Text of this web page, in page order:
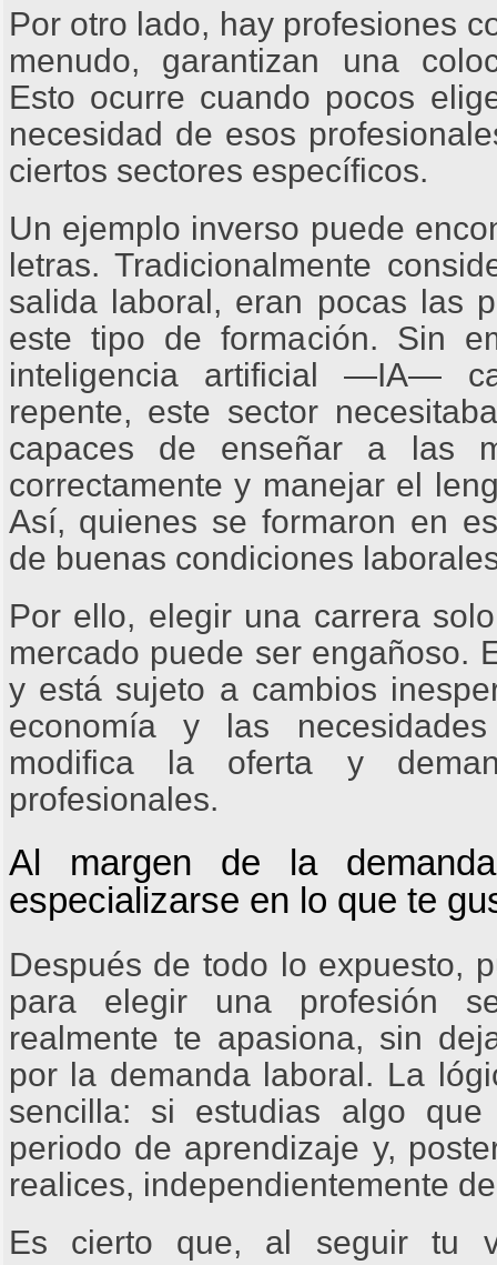
Por otro lado, hay profesiones
menudo, garantizan una
Esto ocurre cuando pocos
necesidad de esos
ciertos sectores específicos.
Un ejemplo inverso puede
letras. Tradicionalmente
salida laboral, eran pocas las
este tipo de formación. Sin
inteligencia artificial ―IA―
repente, este sector
capaces de enseñar a las
correctamente y manejar el
Así, quienes se formaron en
de buenas condiciones
Por ello, elegir una carrera
mercado puede ser engañoso.
y está sujeto a cambios
economía y las
modifica la oferta y
profesionales.
Al margen de la
especializarse en lo que te
Después de todo lo expuesto,
para elegir una profesión
realmente te apasiona, sin
por la demanda laboral. La
sencilla: si estudias algo
periodo de aprendizaje y,
realices, independientemente
Es cierto que, al seguir tu